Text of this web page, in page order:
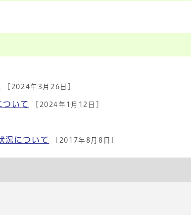
[2024年3月26日]
いて [2024年1月12日]
況について [2017年8月8日]